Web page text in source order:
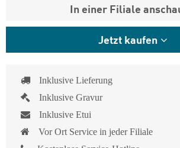
In einer Filiale
Jetzt kaufen
Inklusive Lieferung
Inklusive Gravur
Inklusive Etui
Vor Ort Service in jeder Filiale